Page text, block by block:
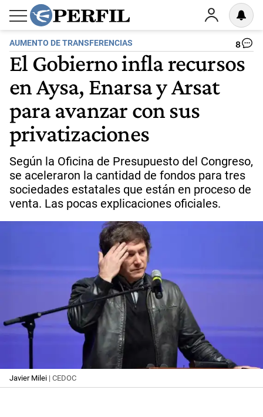
AUMENTO DE TRANSFERENCIAS 8
El Gobierno infla recursos
en Aysa, Enarsa y Arsat
para avanzar con sus
privatizaciones
Según la Oficina de Presupuesto del Congreso,
se aceleraron la cantidad de fondos para tres
sociedades estatales que están en proceso de
venta. Las pocas explicaciones oficiales.
Javier Milei | CEDOC